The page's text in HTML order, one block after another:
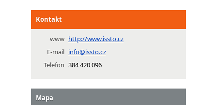
Kontakt
www http://www.issto.cz
E-mail info@issto.cz
Telefon 384 420 096
Mapa